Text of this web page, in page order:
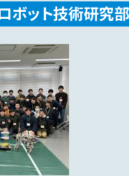
ボット技術研究